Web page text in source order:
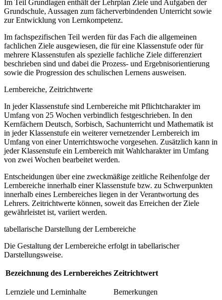
Im Teil Grundlagen enthält der Lehrplan Ziele und Aufgaben der
Grundschule, Aussagen zum fächerverbindenden Unterricht sowie
zur Entwicklung von Lernkompetenz.
Im fachspezifischen Teil werden für das Fach die allgemeinen
fachlichen Ziele ausgewiesen, die für eine Klassenstufe oder für
mehrere Klassenstufen als spezielle fachliche Ziele differenziert
beschrieben sind und dabei die Prozess- und Ergebnisorientierung
sowie die Progression des schulischen Lernens ausweisen.
Lernbereiche, Zeitrichtwerte
In jeder Klassenstufe sind Lernbereiche mit Pflichtcharakter im
Umfang von 25 Wochen verbindlich festgeschrieben. In den
Kernfächern Deutsch, Sorbisch, Sachunterricht und Mathematik ist
in jeder Klassenstufe ein weiterer vernetzender Lernbereich im
Umfang von einer Unterrichtswoche vorgesehen. Zusätzlich kann in
jeder Klassenstufe ein Lernbereich mit Wahlcharakter im Umfang
von zwei Wochen bearbeitet werden.
Entscheidungen über eine zweckmäßige zeitliche Reihenfolge der
Lernbereiche innerhalb einer Klassenstufe bzw. zu Schwerpunkten
innerhalb eines Lernbereiches liegen in der Verantwortung des
Lehrers. Zeitrichtwerte können, soweit das Erreichen der Ziele
gewährleistet ist, variiert werden.
tabellarische Darstellung der Lernbereiche
Die Gestaltung der Lernbereiche erfolgt in tabellarischer
Darstellungsweise.
Bezeichnung des Lernbereiches Zeitrichtwert
Lernziele und Lerninhalte Bemerkungen